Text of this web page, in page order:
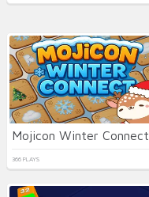
Mojicon Winter Connect
366 PLAYS